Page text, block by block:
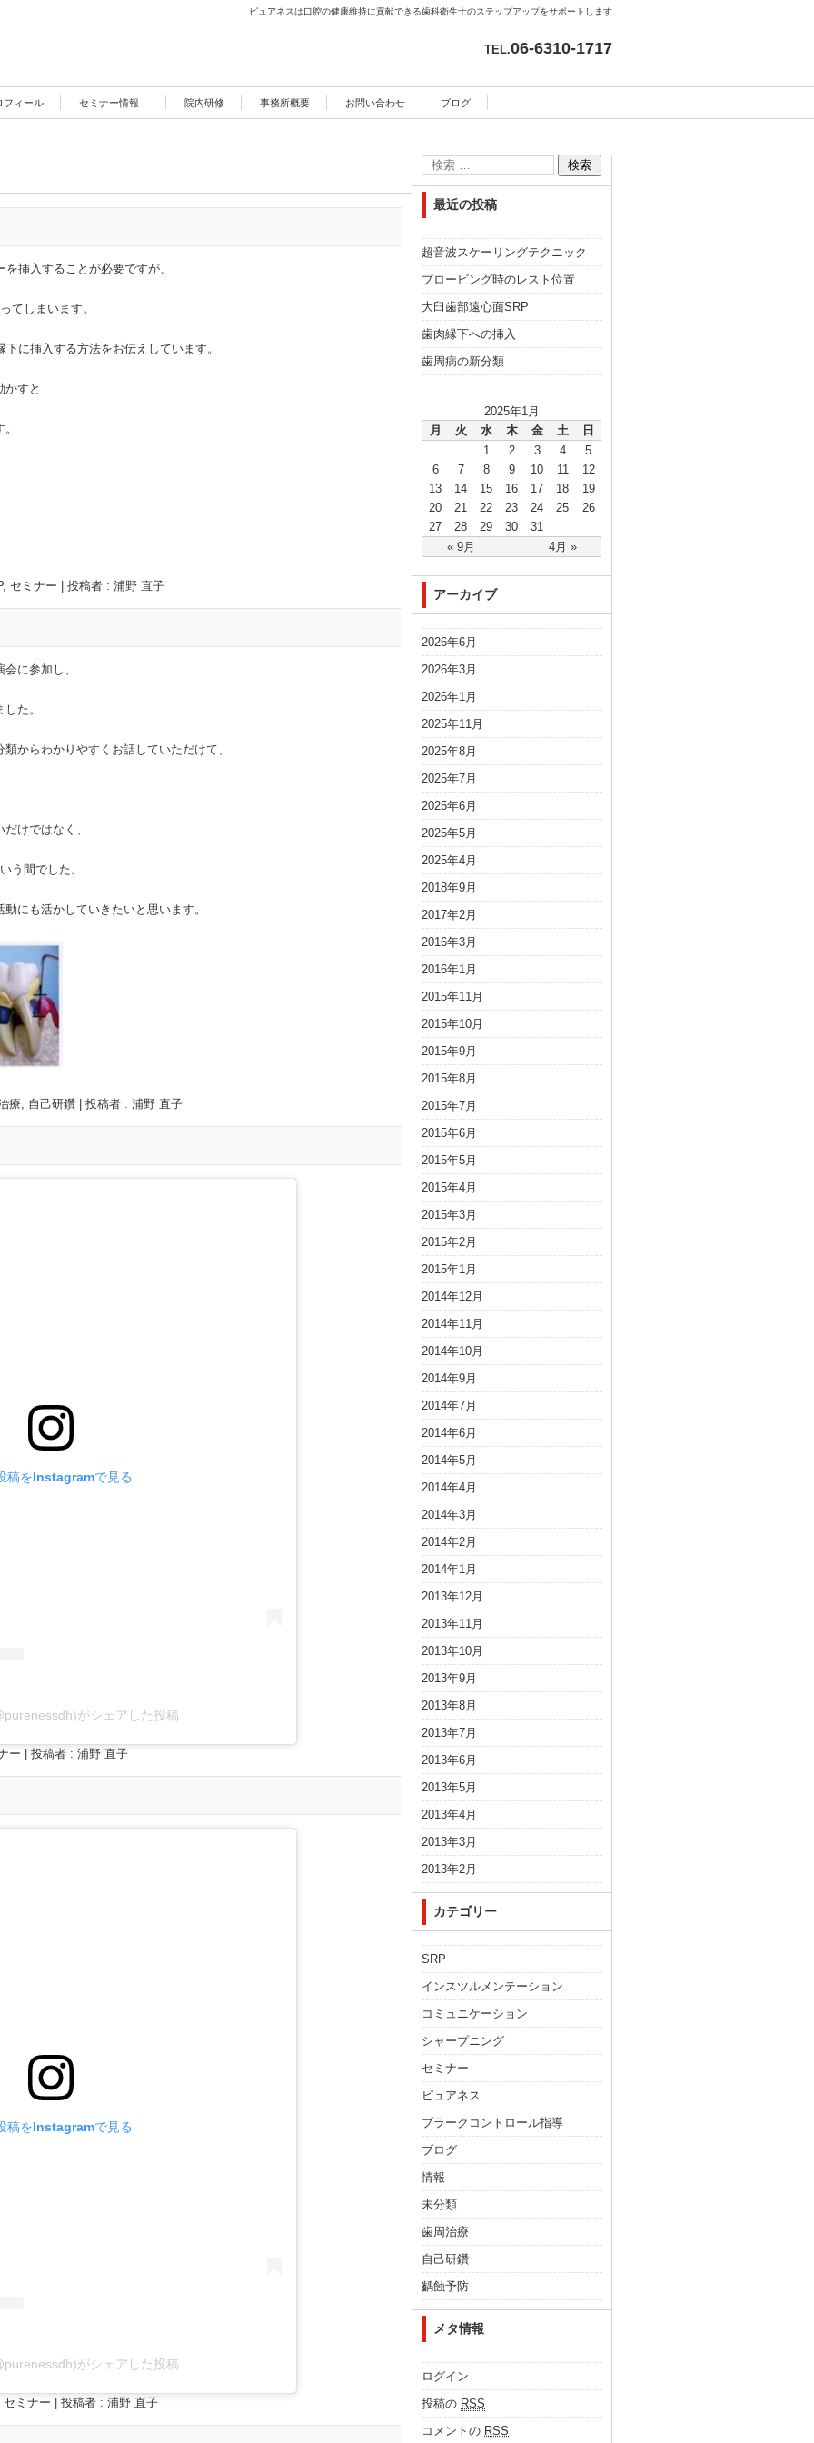
ピュアネスは口腔の健康維持に貢献できる歯科衛生士のステップアップをサポートします
TEL.06-6310-1717
フィール セミナー情報 院内研修 事務所概要 お問い合わせ ブログ
挿入することが必要ですが、
てしまいます。
に挿入する方法をお伝えしています。
かすと
, セミナー 投稿者 : 浦野 直子
に参加し、
た。
からわかりやすくお話していただけて、
けではなく、
う間でした。
にも活かしていきたいと思います。
療, 自己研鑽 投稿者 : 浦野 直子
稿をInstagramで見る
がシェアした投稿
ー | 投稿者 : 浦野 直子
稿をInstagramで見る
がシェアした投稿
セミナー 投稿者 : 浦野 直子
最近の投稿
超音波スケーリングテクニック
プロービング時のレスト位置
大臼歯部遠心面SRP
歯肉縁下への挿入
歯周病の新分類
2025年1月
月
火 水 木 金 土 日
« 9月 4月 »
1 2 3 4
5
6
7 8 9 10 11
12
13
14 15 16 17 18
19
20
21 22 23 24 25
26
27
28 29 30 31
アーカイブ
2026年6月
2026年3月
2026年1月
2025年11月
2025年8月
2025年7月
2025年6月
2025年5月
2025年4月
2018年9月
2017年2月
2016年3月
2016年1月
2015年11月
2015年10月
2015年9月
2015年8月
2015年7月
2015年6月
2015年5月
2015年4月
2015年3月
2015年2月
2015年1月
2014年12月
2014年11月
2014年10月
2014年9月
2014年7月
2014年6月
2014年5月
2014年4月
2014年3月
2014年2月
2014年1月
2013年12月
2013年11月
2013年10月
2013年9月
2013年8月
2013年7月
2013年6月
2013年5月
2013年4月
2013年3月
2013年2月
カテゴリー
SRP
インスツルメンテーション
コミュニケーション
シャープニング
セミナー
ピュアネス
プラークコントロール指導
ブログ
情報
未分類
歯周治療
自己研鑽
齲蝕予防
メタ情報
ログイン
投稿の RSS
コメントの RSS